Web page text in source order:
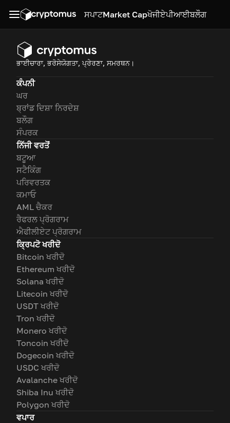
ਸਪਾਟMarket Capਖੋਜੀਏਪੀਆਈਬਲੌਗ
ਭਾਈਚਾਰਾ, ਭਰੋਸੇਯੋਗਤਾ, ਪ੍ਰੇਰਣਾ, ਸਮਰਥਨ।
ਕੰਪਨੀ
ਘਰ
ਬ੍ਰਾਂਡ ਦਿਸ਼ਾ ਨਿਰਦੇਸ਼
ਬਲੌਗ
ਸੰਪਰਕ
ਨਿੱਜੀ ਵਰਤੋਂ
ਬਟੂਆ
ਸਟੈਕਿੰਗ
ਪਰਿਵਰਤਕ
ਕਮਾਓ
AML ਚੈਕਰ
ਰੈਫਰਲ ਪ੍ਰੋਗਰਾਮ
ਐਫੀਲੀਏਟ ਪ੍ਰੋਗਰਾਮ
ਕ੍ਰਿਪਟੋ ਖਰੀਦੋ
Bitcoin ਖਰੀਦੋ
Ethereum ਖਰੀਦੋ
Solana ਖਰੀਦੋ
Litecoin ਖਰੀਦੋ
USDT ਖਰੀਦੋ
Tron ਖਰੀਦੋ
Monero ਖਰੀਦੋ
Toncoin ਖਰੀਦੋ
Dogecoin ਖਰੀਦੋ
USDC ਖਰੀਦੋ
Avalanche ਖਰੀਦੋ
Shiba Inu ਖਰੀਦੋ
Polygon ਖਰੀਦੋ
ਵਪਾਰ